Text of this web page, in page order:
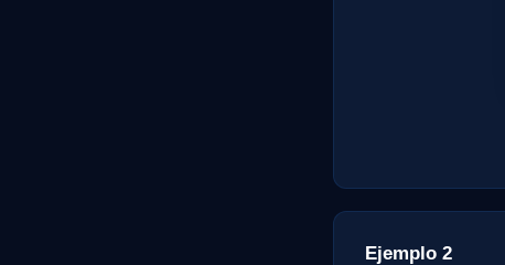
Ejemplo 2